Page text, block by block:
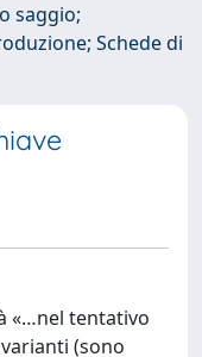
saggio;
Schede di
«…nel tentativo
(sono